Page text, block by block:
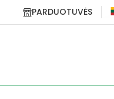
PARDUOTUVĖS